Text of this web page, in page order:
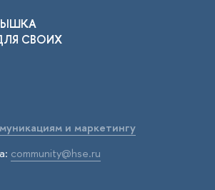
СВОИХ
и маркетингу
community@hse.ru